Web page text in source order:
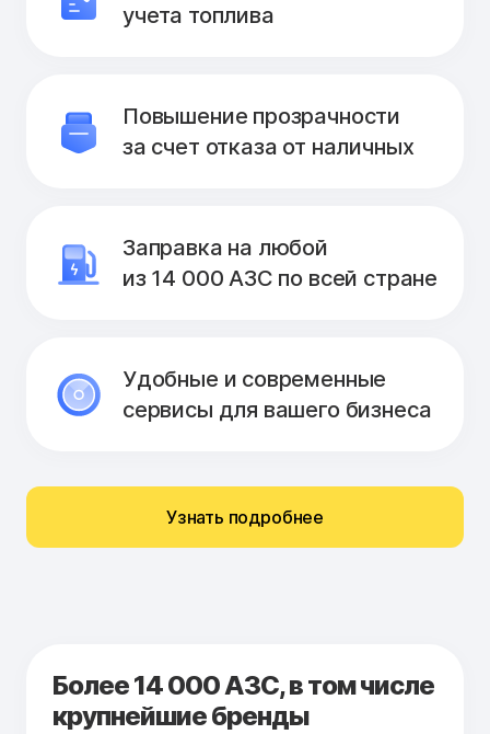
учета топлива
Повышение прозрачности
за счет отказа от наличных
Заправка на любой
из 14 000 АЗС по всей стране
Удобные и современные
сервисы для вашего бизнеса
Узнать подробнее
Более 14 000 АЗС, в том числе
крупнейшие бренды